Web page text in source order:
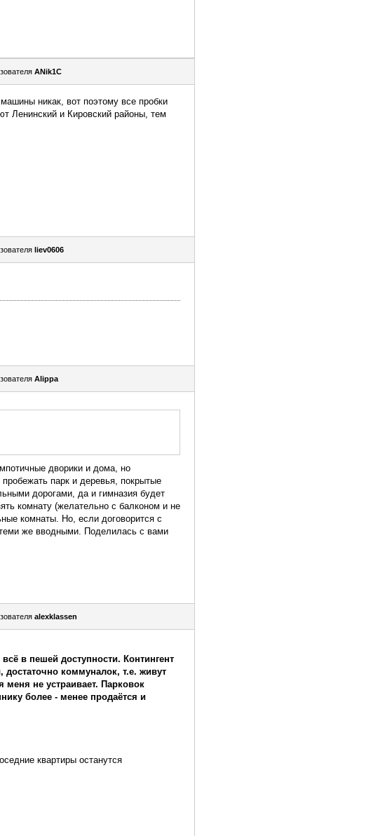
ANik1C
никак, вот поэтому все пробки
Ленинский и Кировский районы, тем
liev0606
Alippa
дворики и дома, но
парк и деревья, покрытые
дорогами, да и гимназия будет
комнату (желательно с балконом и не
комнаты. Но, если договорится с
же вводными. Поделилась с вами
alexklassen
в пешей доступности. Контингент
коммуналок, т.е. живут
не устраивает. Парковок
более - менее продаётся и
квартиры останутся